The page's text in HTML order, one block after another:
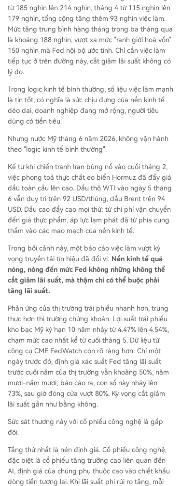
từ 185 nghìn lên 214 nghìn, tháng 4 từ 115 nghìn lên
179 nghìn, tổng cộng tăng thêm 93 nghìn việc làm.
Mức tăng trung bình hàng tháng trong ba tháng qua
là khoảng 188 nghìn, vượt xa mức "ranh giới hoà vốn"
150 nghìn mà Fed nội bộ ước tính. Chỉ cần việc làm
tiếp tục ở trên đường này, cắt giảm lãi suất không có
lý do.
Trong logic kinh tế bình thường, số liệu việc làm mạnh
là tin tốt, có nghĩa là sức chịu đựng của nền kinh tế
dẻo dai, doanh nghiệp đang mở rộng, người tiêu
dùng có tiền tiêu.
Nhưng nước Mỹ tháng 6 năm 2026, không vận hành
theo "logic kinh tế bình thường".
Kể từ khi chiến tranh Iran bùng nổ vào cuối tháng 2,
việc phong toả thực chất eo biển Hormuz đã đẩy giá
dầu toàn cầu lên cao. Dầu thô WTI vào ngày 5 tháng
6 vẫn duy trì trên 92 USD/thùng, dầu Brent trên 94
USD. Dầu cao đẩy cao mọi thứ: từ chi phí vận chuyển
đến giá thực phẩm, áp lực lạm phát đã từ phía cung
thấm vào các mao mạch của nền kinh tế.
Trong bối cảnh này, một báo cáo việc làm vượt kỳ
vọng truyền tải tín hiệu đã đổi vị: Nền kinh tế quá
nóng, nóng đến mức Fed không những không thể
cắt giảm lãi suất, mà thậm chí có thể buộc phải
tăng lãi suất.
Phản ứng của thị trường trái phiếu nhanh hơn, trung
thực hơn thị trường chứng khoán. Lợi suất trái phiếu
kho bạc Mỹ kỳ hạn 10 năm nhảy từ 4.47% lên 4.54%,
chạm mức cao nhất kể từ cuối tháng 5. Dữ liệu từ
công cụ CME FedWatch còn rõ ràng hơn: Chỉ một
ngày trước đó, định giá xác suất Fed tăng lãi suất
trước cuối năm của thị trường vẫn khoảng 50%, năm
mươi-năm mươi; báo cáo ra, con số này nhảy lên
73%, sau giờ đóng cửa vượt 80%. Kỳ vọng cắt giảm
lãi suất gần như bằng không.
Sức sát thương này với cổ phiếu công nghệ là gấp
đôi.
Tầng thứ nhất là nén định giá. Cổ phiếu công nghệ,
đặc biệt là cổ phiếu tăng trưởng cao liên quan đến
AI, định giá của chúng phụ thuộc cao vào chiết khấu
dòng tiền tương lai. Khi lãi suất phi rủi ro tăng, mỗi